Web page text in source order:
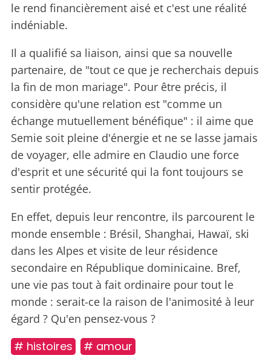
le rend financièrement aisé et c'est une réalité
indéniable.
Il a qualifié sa liaison, ainsi que sa nouvelle
partenaire, de "tout ce que je recherchais depuis
la fin de mon mariage". Pour être précis, il
considère qu'une relation est "comme un
échange mutuellement bénéfique" : il aime que
Semie soit pleine d'énergie et ne se lasse jamais
de voyager, elle admire en Claudio une force
d'esprit et une sécurité qui la font toujours se
sentir protégée.
En effet, depuis leur rencontre, ils parcourent le
monde ensemble : Brésil, Shanghai, Hawaï, ski
dans les Alpes et visite de leur résidence
secondaire en République dominicaine. Bref,
une vie pas tout à fait ordinaire pour tout le
monde : serait-ce la raison de l'animosité à leur
égard ? Qu'en pensez-vous ?
# histoires # amour